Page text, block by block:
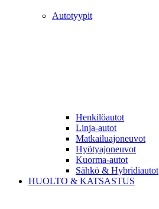
Autotyypit
Henkilöautot
Linja-autot
Matkailuajoneuvot
Hyötyajoneuvot
Kuorma-autot
Sähkö & Hybridiautot
HUOLTO & KATSASTUS